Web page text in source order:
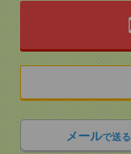
メールで送る